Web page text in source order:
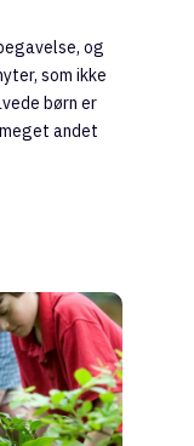
og
som ikke
børn er
andet